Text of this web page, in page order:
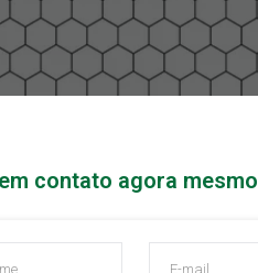
contato agora mesmo